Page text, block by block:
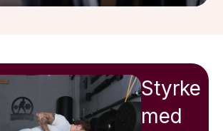
Styrke
med